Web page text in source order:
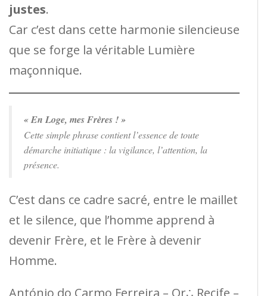
justes.
Car c’est dans cette harmonie silencieuse
que se forge la véritable Lumière
maçonnique.
« En Loge, mes Frères ! »
Cette simple phrase contient l’essence de toute
démarche initiatique : la vigilance, l’attention, la
présence.
C’est dans ce cadre sacré, entre le maillet
et le silence, que l’homme apprend à
devenir Frère, et le Frère à devenir
Homme.
António do Carmo Ferreira – Or∴ Recife –